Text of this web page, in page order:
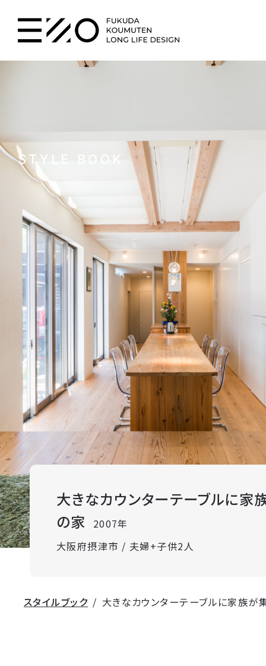
STYLE BOOK
大きなカウンターテーブルに家
の家
2007年
大阪府摂津市 / 夫婦+子供2人
スタイルブック 大きなカウンターテーブルに家族が